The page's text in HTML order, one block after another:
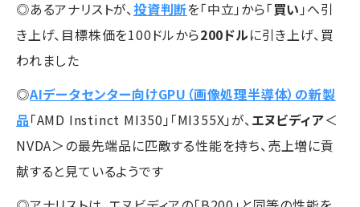
◎あるアナリストが、投資判断を「中立」から「買い 」へ引
き上げ、目標株価を100ドルから200ドルに引き上げ、買
われました
◎AIデータセンター向けGPU（画像処理半導体）の新製
品「AMD Instinct MI350」「MI355X」が、エヌビディア＜
NVDA＞の最先端品に匹敵する性能を持ち、売上増に貢
献すると見ているようです